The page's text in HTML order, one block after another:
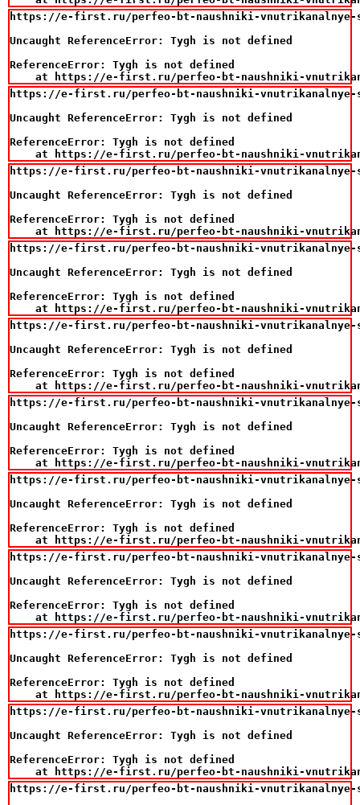
https://e-first.ru/perfeo-bt-naushniki-vnutrikanalnye-s-
Uncaught ReferenceError: Tygh is not defined
ReferenceError: Tygh is not defined
at https://e-first.ru/perfeo-bt-naushniki-
https://e-first.ru/perfeo-bt-naushniki-vnutrikanalnye-s-
Uncaught ReferenceError: Tygh is not defined
ReferenceError: Tygh is not defined
at https://e-first.ru/perfeo-bt-naushniki-
https://e-first.ru/perfeo-bt-naushniki-vnutrikanalnye-s-
Uncaught ReferenceError: Tygh is not defined
ReferenceError: Tygh is not defined
at https://e-first.ru/perfeo-bt-naushniki-
https://e-first.ru/perfeo-bt-naushniki-vnutrikanalnye-s-
Uncaught ReferenceError: Tygh is not defined
ReferenceError: Tygh is not defined
at https://e-first.ru/perfeo-bt-naushniki-
https://e-first.ru/perfeo-bt-naushniki-vnutrikanalnye-s-
Uncaught ReferenceError: Tygh is not defined
ReferenceError: Tygh is not defined
at https://e-first.ru/perfeo-bt-naushniki-
https://e-first.ru/perfeo-bt-naushniki-vnutrikanalnye-s-
Uncaught ReferenceError: Tygh is not defined
ReferenceError: Tygh is not defined
at https://e-first.ru/perfeo-bt-naushniki-
https://e-first.ru/perfeo-bt-naushniki-vnutrikanalnye-s-
Uncaught ReferenceError: Tygh is not defined
ReferenceError: Tygh is not defined
at https://e-first.ru/perfeo-bt-naushniki-
https://e-first.ru/perfeo-bt-naushniki-vnutrikanalnye-s-
Uncaught ReferenceError: Tygh is not defined
ReferenceError: Tygh is not defined
at https://e-first.ru/perfeo-bt-naushniki-
https://e-first.ru/perfeo-bt-naushniki-vnutrikanalnye-s-
Uncaught ReferenceError: Tygh is not defined
ReferenceError: Tygh is not defined
at https://e-first.ru/perfeo-bt-naushniki-
https://e-first.ru/perfeo-bt-naushniki-vnutrikanalnye-s-
Uncaught ReferenceError: Tygh is not defined
ReferenceError: Tygh is not defined
at https://e-first.ru/perfeo-bt-naushniki-
https://e-first.ru/perfeo-bt-naushniki-vnutrikanalnye-s-